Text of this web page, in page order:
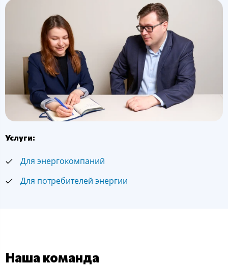
Услуги:
Для энергокомпаний
Для потребителей энергии
Наша команда